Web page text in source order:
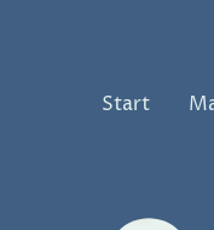
Start